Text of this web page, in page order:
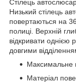
Стілець
Низький стілець
повертаються на
полиці. Верхній
відкривати
довгими
Максимальне
Матеріал